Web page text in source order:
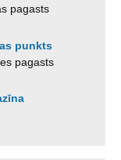
pagasts
punkts
pagasts